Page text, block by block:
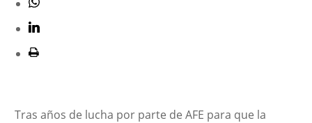
Tras años de lucha por parte de AFE para que la